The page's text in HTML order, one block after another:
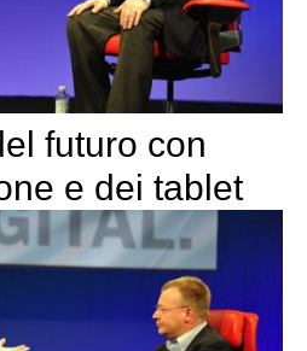
futuro con
e dei tablet